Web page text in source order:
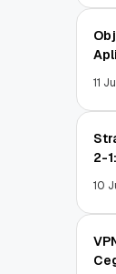
11
2-
10